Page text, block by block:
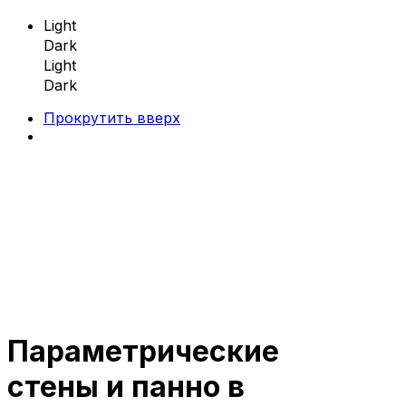
Light
Dark
Light
Dark
Прокрутить вверх
Параметрическая мебель
Параметрические скамейки
Параметрические кресла
Параметрические
стены и панно в